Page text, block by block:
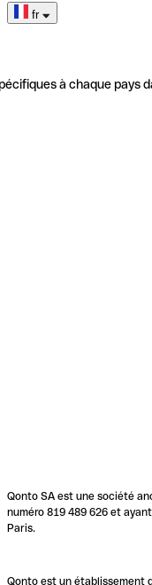
fr
à chaque pays
Qonto SA est une société
numéro 819 489 626 et
Paris.
Qonto est un établissement